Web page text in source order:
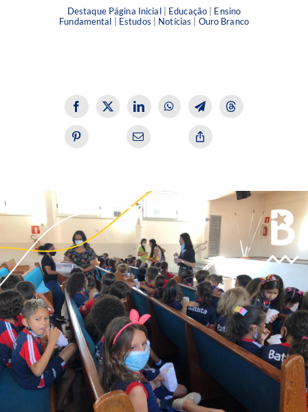
Destaque Página Inicial Educação
Ensino
Fundamental
Estudos Notícias Ouro Branco